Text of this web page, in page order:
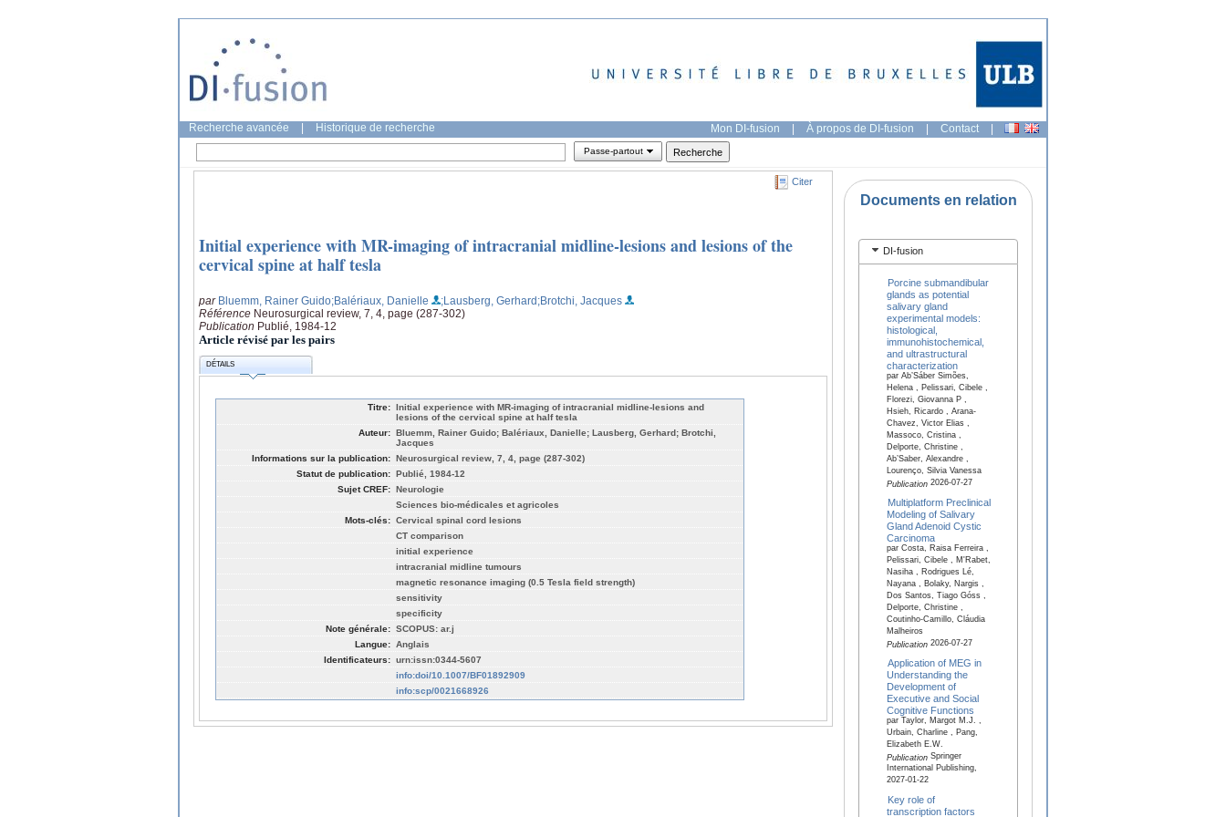
Recherche avancée Historique de recherche Mon DI-fusion | À propos de DI-fusion | Contact |
Passe-partout
Citer
Initial experience with MR-imaging of intracranial midline-lesions and lesions of the
cervical spine at half tesla
par Bluemm, Rainer Guido;Balériaux, Danielle ;Lausberg, Gerhard;Brotchi, Jacques
Référence Neurosurgical review, 7, 4, page (287-302)
Publication Publié, 1984-12
Article révisé par les pairs
DÉTAILS
Titre: Initial experience with MR-imaging of intracranial midline-lesions and
lesions of the cervical spine at half tesla
Auteur: Bluemm, Rainer Guido; Balériaux, Danielle; Lausberg, Gerhard; Brotchi,
Jacques
Informations sur la publication: Neurosurgical review, 7, 4, page (287-302)
Statut de publication: Publié, 1984-12
Sujet CREF: Neurologie
Sciences bio-médicales et agricoles
Mots-clés: Cervical spinal cord lesions
CT comparison
initial experience
intracranial midline tumours
magnetic resonance imaging (0.5 Tesla field strength)
sensitivity
specificity
Note générale: SCOPUS: ar.j
Langue: Anglais
Identificateurs: urn:issn:0344-5607
info:doi/10.1007/BF01892909
info:scp/0021668926
Documents en relation
DI-fusion
Porcine submandibular
glands as potential
salivary gland
experimental models:
histological,
immunohistochemical,
and ultrastructural
characterization
par Ab’Sáber Simões,
Helena , Pelissari, Cibele ,
Florezi, Giovanna P ,
Hsieh, Ricardo , Arana-
Chavez, Victor Elias ,
Massoco, Cristina ,
Delporte, Christine ,
Ab’Saber, Alexandre ,
Lourenço, Silvia Vanessa
Publication2026-07-27
Multiplatform Preclinical
Modeling of Salivary
Gland Adenoid Cystic
Carcinoma
par Costa, Raisa Ferreira ,
Pelissari, Cibele , M'Rabet,
Nasiha , Rodrigues Lé,
Nayana , Bolaky, Nargis ,
Dos Santos, Tiago Góss ,
Delporte, Christine ,
Coutinho-Camillo, Cláudia
Malheiros
Publication2026-07-27
Application of MEG in
Understanding the
Development of
Executive and Social
Cognitive Functions
par Taylor, Margot M.J. ,
Urbain, Charline , Pang,
Elizabeth E.W.
PublicationSpringer
International Publishing,
2027-01-22
Key role of
transcription factors